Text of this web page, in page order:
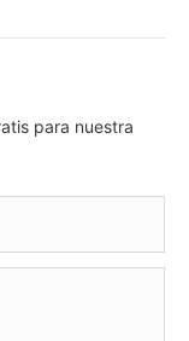
para nuestra